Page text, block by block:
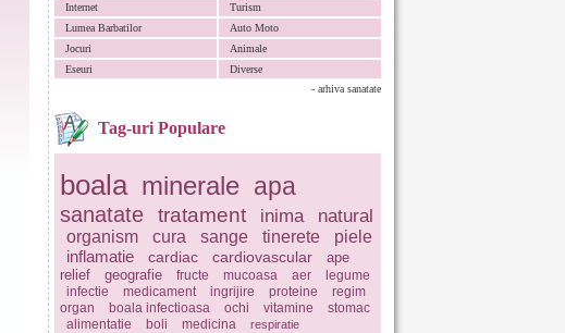
Internet
Turism
Lumea Barbatilor
Auto Moto
Jocuri
Animale
Eseuri
Diverse
- arhiva sanatate
Tag-uri Populare
boala minerale apa
sanatate tratament inima natural
organism cura sange tinerete
piele
inflamatie
cardiac cardiovascular
ape
relief
geografie fructe mucoasa aer
legume
infectie
medicament ingrijire proteine
regim
organ
boala infectioasa ochi vitamine
stomac
alimentatie
boli medicina respiratie